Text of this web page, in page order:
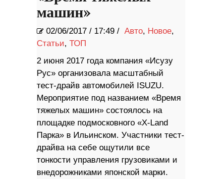
машин»
02/06/2017 / 17:49 / Авто, Новое,
Статьи, ТОП
2 июня 2017 года компания «Исузу
Рус» организовала масштабный
тест-драйв автомобилей ISUZU.
Мероприятие под названием «Время
тяжелых машин» состоялось на
площадке подмосковного «Х-Land
Парка» в Ильинском. Участники тест-
драйва на себе ощутили все
тонкости управления грузовиками и
внедорожниками японской марки.